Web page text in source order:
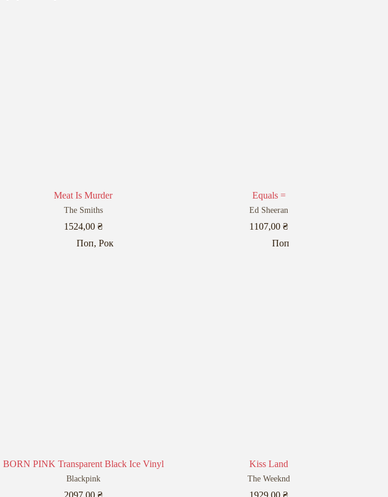
Meat Is Murder
The Smiths
1524,00 ₴
Поп,Рок
Equals =
Ed Sheeran
1107,00₴
Поп
BORN PINK Transparent Black Ice Vinyl
Blackpink
Kiss Land
The Weeknd